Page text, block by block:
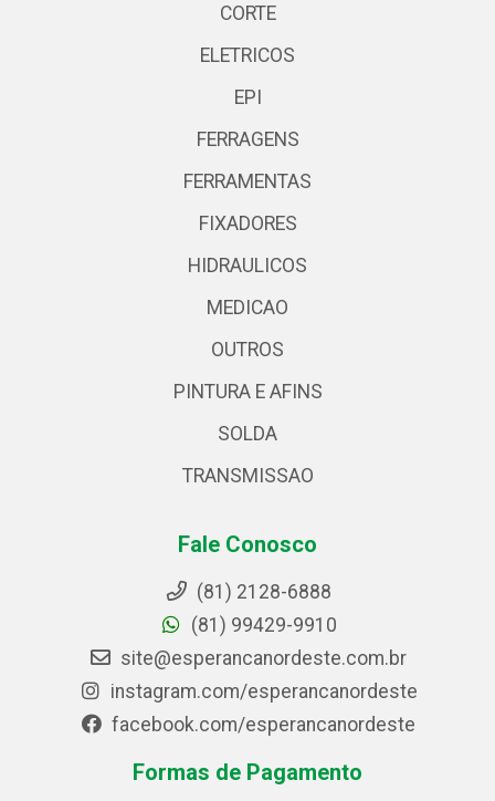
CORTE
ELETRICOS
EPI
FERRAGENS
FERRAMENTAS
FIXADORES
HIDRAULICOS
MEDICAO
OUTROS
PINTURA E AFINS
SOLDA
TRANSMISSAO
Fale Conosco
(81) 2128-6888
(81) 99429-9910
site@esperancanordeste.com.br
instagram.com/esperancanordeste
facebook.com/esperancanordeste
Formas de Pagamento